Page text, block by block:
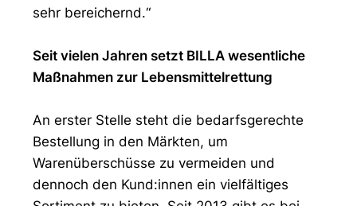
sehr bereichernd.“
Seit vielen Jahren setzt BILLA wesentliche
Maßnahmen zur Lebensmittelrettung
An erster Stelle steht die bedarfsgerechte
Bestellung in den Märkten, um
Warenüberschüsse zu vermeiden und
dennoch den Kund:innen ein vielfältiges